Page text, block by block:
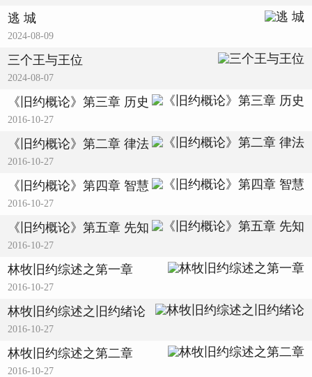
逃 城
2024-08-09
三个王与王位
2024-08-07
《旧约概论》第三章 历史
2016-10-27
《旧约概论》第二章 律法
2016-10-27
《旧约概论》第四章 智慧
2016-10-27
《旧约概论》第五章 先知
2016-10-27
林牧旧约综述之第一章
2016-10-27
林牧旧约综述之旧约绪论
2016-10-27
林牧旧约综述之第二章
2016-10-27